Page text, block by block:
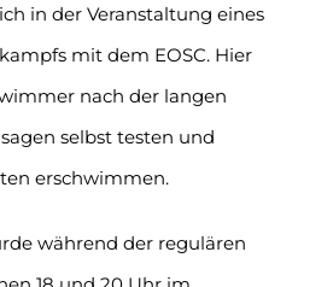
in der Veranstaltung eines
mit dem EOSC. Hier
nach der langen
selbst testen und
erschwimmen.
während der regulären